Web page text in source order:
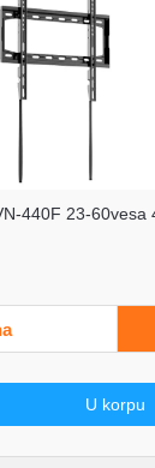
440F 23-60vesa
U korpu